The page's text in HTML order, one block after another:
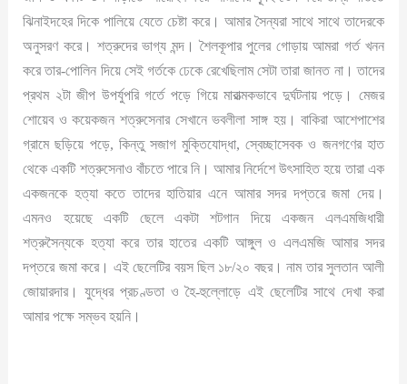
ঝিনাইদহের দিকে পালিয়ে যেতে চেষ্টা করে। আমার সৈন্যরা সাথে সাথে তাদেরকে
অনুসরণ করে। শত্রুদের ভাগ্য মন্দ। শৈলকূপার পুলের গোড়ায় আমরা গর্ত খনন
করে তার-পোলিন দিয়ে সেই গর্তকে ঢেকে রেখেছিলাম সেটা তারা জানত না। তাদের
প্রথম ২টা জীপ উপর্যুপরি গর্তে পড়ে গিয়ে মারাত্মকভাবে দুর্ঘটনায় পড়ে। মেজর
শোয়েব ও কয়েকজন শত্রুসেনার সেখানে ভবলীলা সাঙ্গ হয়। বাকিরা আশেপাশের
গ্রামে ছড়িয়ে পড়ে, কিন্তু সজাগ মুক্তিযোদ্ধা, স্বেচ্ছাসেবক ও জনগণের হাত
থেকে একটি শত্রুসেনাও বাঁচতে পারে নি। আমার নির্দেশে উৎসাহিত হয়ে তারা এক
একজনকে হত্যা কতে তাদের হাতিয়ার এনে আমার সদর দপ্তরে জমা দেয়।
এমনও হয়েছে একটি ছেলে একটা শটগান দিয়ে একজন এলএমজিধারী
শত্রুসৈন্যকে হত্যা করে তার হাতের একটি আঙ্গুল ও এলএমজি আমার সদর
দপ্তরে জমা করে। এই ছেলেটির বয়স ছিল ১৮/২০ বছর। নাম তার সুলতান আলী
জোয়ারদার। যুদ্ধের প্রচণ্ডতা ও হৈ-হুল্লোড়ে এই ছেলেটির সাথে দেখা করা
আমার পক্ষে সম্ভব হয়নি।